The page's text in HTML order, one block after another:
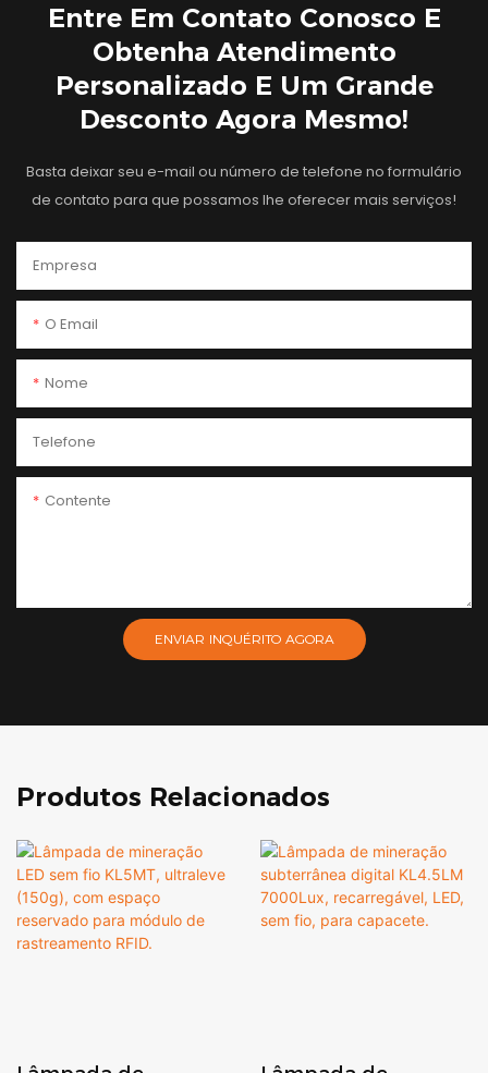
Entre Em Contato Conosco E
Obtenha Atendimento
Personalizado E Um Grande
Desconto Agora Mesmo!
Basta deixar seu e-mail ou número de telefone no formulário
de contato para que possamos lhe oferecer mais serviços!
Empresa
O Email
Nome
Telefone
Contente
ENVIAR INQUÉRITO AGORA
Produtos Relacionados